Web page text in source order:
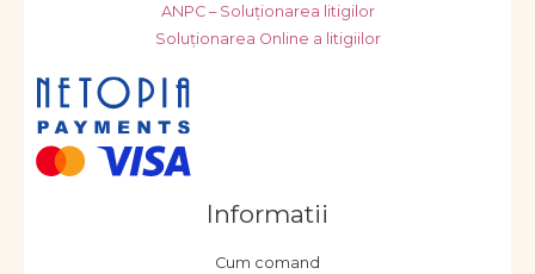
ANPC – Soluționarea litigilor
Soluționarea Online a litigiilor
Informatii
Cum comand